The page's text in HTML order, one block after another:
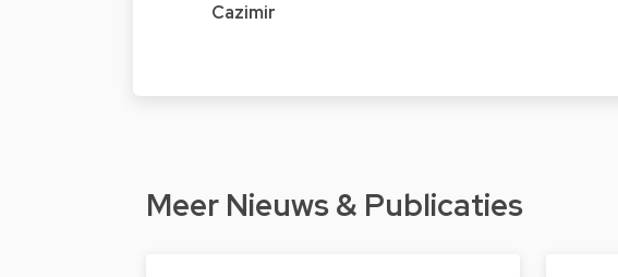
Cazimir
Meer Nieuws & Publicaties